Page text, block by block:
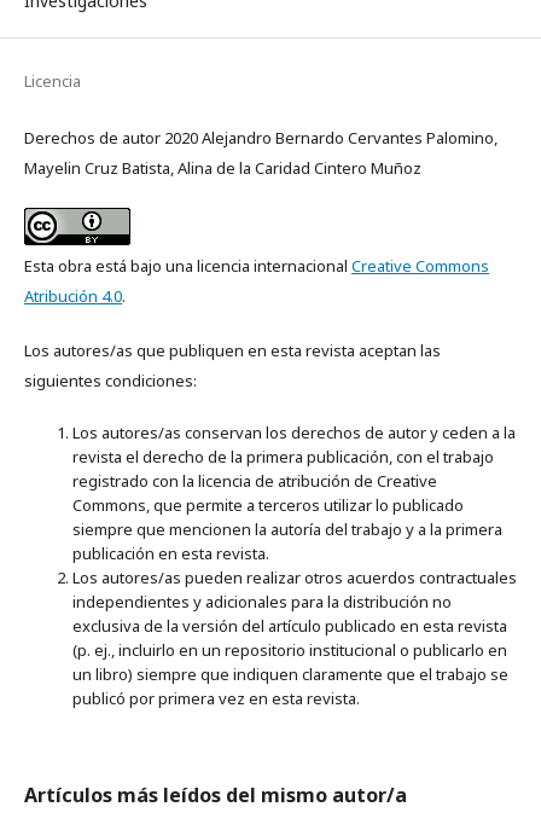
Licencia
Derechos de autor 2020 Alejandro Bernardo Cervantes Palomino,
Mayelin Cruz Batista, Alina de la Caridad Cintero Muñoz
Esta obra está bajo una licencia internacional Creative Commons
Atribución 4.0.
Los autores/as que publiquen en esta revista aceptan las
siguientes condiciones:
Los autores/as conservan los derechos de autor y ceden a la
revista el derecho de la primera publicación, con el trabajo
registrado con la licencia de atribución de Creative
Commons, que permite a terceros utilizar lo publicado
siempre que mencionen la autoría del trabajo y a la primera
publicación en esta revista.
Los autores/as pueden realizar otros acuerdos contractuales
independientes y adicionales para la distribución no
exclusiva de la versión del artículo publicado en esta revista
(p. ej., incluirlo en un repositorio institucional o publicarlo en
un libro) siempre que indiquen claramente que el trabajo se
publicó por primera vez en esta revista.
Artículos más leídos del mismo autor/a